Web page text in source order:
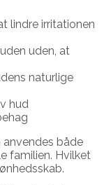
lindre irritationen
uden, at
naturlige
hud
anvendes både
familien. Hvilket